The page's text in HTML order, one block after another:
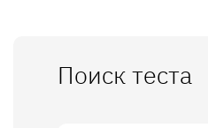
Поиск теста